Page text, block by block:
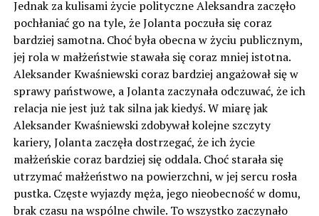
Jednak za kulisami życie polityczne Aleksandra zaczęło
pochłaniać go na tyle, że Jolanta poczuła się coraz
bardziej samotna. Choć była obecna w życiu publicznym,
jej rola w małżeństwie stawała się coraz mniej istotna.
Aleksander Kwaśniewski coraz bardziej angażował się w
sprawy państwowe, a Jolanta zaczynała odczuwać, że ich
relacja nie jest już tak silna jak kiedyś. W miarę jak
Aleksander Kwaśniewski zdobywał kolejne szczyty
kariery, Jolanta zaczęła dostrzegać, że ich życie
małżeńskie coraz bardziej się oddala. Choć starała się
utrzymać małżeństwo na powierzchni, w jej sercu rosła
pustka. Częste wyjazdy męża, jego nieobecność w domu,
brak czasu na wspólne chwile. To wszystko zaczynało